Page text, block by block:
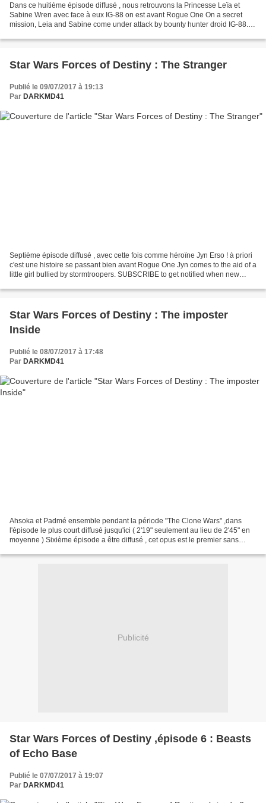
Dans ce huitième épisode diffusé , nous retrouvons la Princesse Leïa et
Sabine Wren avec face à eux IG-88 on est avant Rogue One On a secret
mission, Leia and Sabine come under attack by bounty hunter droid IG-88.
Star Wars Forces of Destiny : The Stranger
Publié le 09/07/2017 à 19:13
Par DARKMD41
Septième épisode diffusé , avec cette fois comme héroïne Jyn Erso ! à priori
c'est une histoire se passant bien avant Rogue One Jyn comes to the aid of a
little girl bullied by stormtroopers. SUBSCRIBE to get notified when new
Star Wars Forces of Destiny : The imposter
Inside
Publié le 08/07/2017 à 17:48
Par DARKMD41
Ahsoka et Padmé ensemble pendant la période "The Clone Wars" ,dans
l'épisode le plus court diffusé jusqu'ici ( 2'19" seulement au lieu de 2'45" en
moyenne ) Sixième épisode a être diffusé , cet opus est le premier sans
Publicité
Star Wars Forces of Destiny ,épisode 6 : Beasts
of Echo Base
Publié le 07/07/2017 à 19:07
Par DARKMD41